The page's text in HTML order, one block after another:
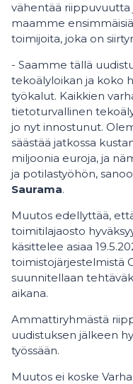
vähentää riippuvuutta
maamme
toimijoita, joka on
- Saamme tällä
tekoälyloikan ja koko
työkalut. Kaikkien
tietoturvallinen
jo nyt innostunut.
säästää jatkossa
miljoonia euroja, ja
ja potilastyöhön,
Saurama.
Muutos edellyttää,
toimitilajaosto
käsittelee asiaa
toimistojärjestelmistä
suunnitellaan
aikana.
Ammattiryhmästä
uudistuksen jälkeen
työssään.
Muutos ei koske